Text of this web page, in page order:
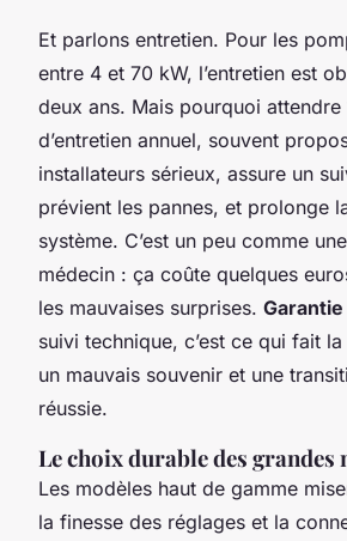
Et parlons entretien. Pour les
entre 4 et 70 kW, l’entretien est
deux ans. Mais pourquoi
d’entretien annuel, souvent
installateurs sérieux, assure un
prévient les pannes, et prolonge
système. C’est un peu comme
médecin : ça coûte quelques
les mauvaises surprises.
suivi technique, c’est ce qui fait
un mauvais souvenir et une
réussie.
Le choix durable des grandes
Les modèles haut de gamme
la finesse des réglages et la